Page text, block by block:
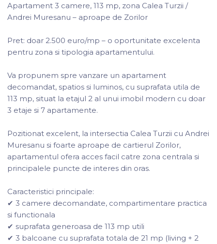
Apartament 3 camere, 113 mp, zona Calea Turzii /
Andrei Muresanu – aproape de Zorilor
Pret: doar 2.500 euro/mp – o oportunitate excelenta
pentru zona si tipologia apartamentului.
Va propunem spre vanzare un apartament
decomandat, spatios si luminos, cu suprafata utila de
113 mp, situat la etajul 2 al unui imobil modern cu doar
3 etaje si 7 apartamente.
Pozitionat excelent, la intersectia Calea Turzii cu Andrei
Muresanu si foarte aproape de cartierul Zorilor,
apartamentul ofera acces facil catre zona centrala si
principalele puncte de interes din oras.
Caracteristici principale:
✔ 3 camere decomandate, compartimentare practica
si functionala
✔ suprafata generoasa de 113 mp utili
✔ 3 balcoane cu suprafata totala de 21 mp (living + 2